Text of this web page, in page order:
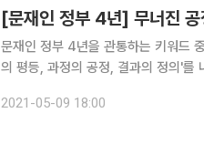
[문재인 정부 4년] 무너진
문재인 정부 4년을 관통하는 키워드
의 평등, 과정의 공정, 결과의 정의'를
전을 목표로 4년간 피땀 흘린 하키 선
2021-05-09 18:00